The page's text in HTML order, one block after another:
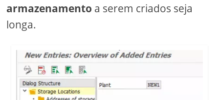
armazenamento a serem criados seja
longa.